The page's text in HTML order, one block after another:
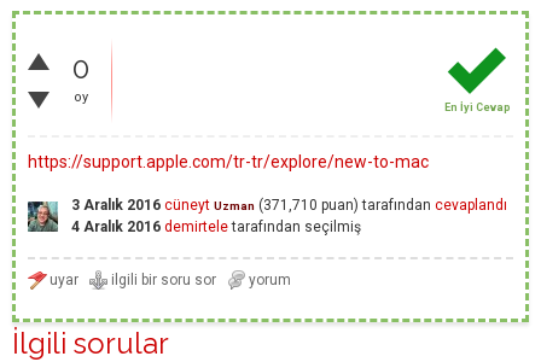
0
oy
En İyi Cevap
https://support.apple.com/tr-tr/explore/new-to-mac
3 Aralık 2016 cüneyt Uzman (371,710 puan) tarafından cevaplandı
4 Aralık 2016 demirteletarafından seçilmiş
İlgili sorular